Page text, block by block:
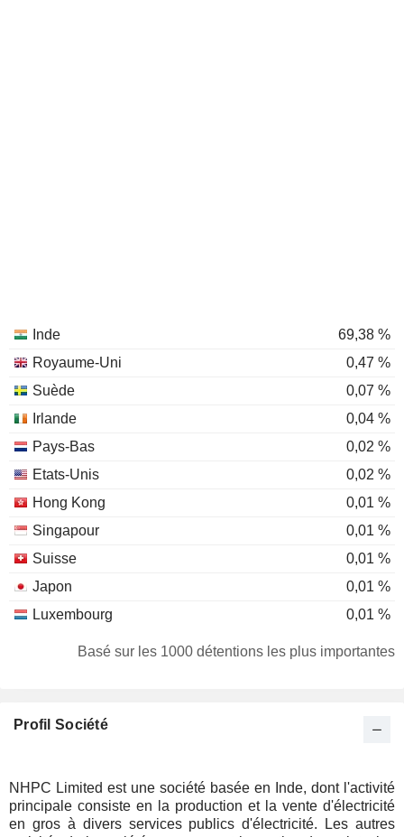
Inde
69,38 %
Royaume-Uni
0,47 %
Suède
0,07 %
Irlande
0,04 %
Pays-Bas
0,02 %
Etats-Unis
0,02 %
Hong Kong
0,01 %
Singapour
0,01 %
Suisse
0,01 %
Japon
0,01 %
Luxembourg
0,01 %
Basé sur les 1000 détentions les plus importantes
Profil Société
NHPC Limited est une société basée en Inde, dont l'activité
principale consiste en la production et la vente d'électricité
en gros à divers services publics d'électricité. Les autres